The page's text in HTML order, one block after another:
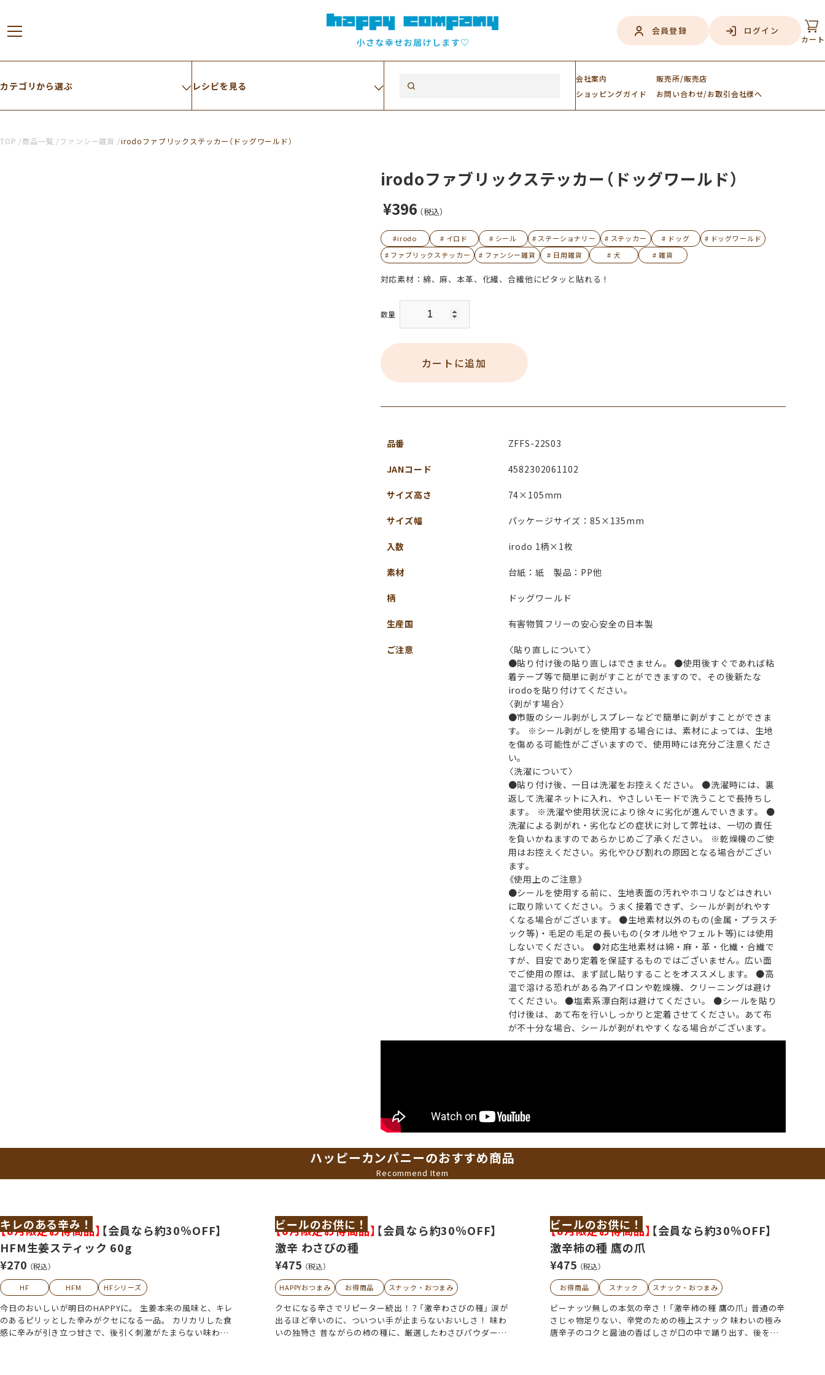
会員登録 ログイン
カート
カテゴリから選ぶ レシピを見る
会社案内
販売所/販売店
ショッピングガイド お問い合わせ/お取引会社様へ
TOP 商品一覧 ファンシー雑貨 irodoファブリックステッカー（ドッグワールド）
irodoファブリックステッカー（ドッグワールド）
¥396 （税込）
#irodo # イロド # シール # ステーショナリー # ステッカー # ドッグ
# ドッグワールド
# ファブリックステッカー
# ファンシー雑貨 # 日用雑貨 # 犬 # 雑貨
対応素材：綿、麻、本革、化繊、合繊他にピタッと貼れる！
数量
カートに追加
品番 ZFFS-22S03
JANコード 4582302061102
サイズ高さ 74×105mm
サイズ幅 パッケージサイズ：85×135mm
入数 irodo 1柄×1枚
素材 台紙：紙 製品：PP他
柄 ドッグワールド
生産国 有害物質フリーの安心安全の日本製
ご注意
〈貼り直しについて〉
●貼り付け後の貼り直しはできません。 ●使用後すぐであれば粘
着テープ等で簡単に剥がすことができますので、その後新たな
irodoを貼り付けてください。
〈剥がす場合〉
●市販のシール剥がしスプレーなどで簡単に剥がすことができま
す。 ※シール剥がしを使用する場合には、素材によっては、生地
を傷める可能性がございますので、使用時には充分ご注意くださ
い。
〈洗濯について〉
●貼り付け後、一日は洗濯をお控えください。 ●洗濯時には、裏
返して洗濯ネットに入れ、やさしいモードで洗うことで長持ちし
ます。 ※洗濯や使用状況により徐々に劣化が進んでいきます。 ●
洗濯による剥がれ・劣化などの症状に対して弊社は、一切の責任
を負いかねますのであらかじめご了承ください。 ※乾燥機のご使
用はお控えください。劣化やひび割れの原因となる場合がござい
ます。
《使用上のご注意》
●シールを使用する前に、生地表面の汚れやホコリなどはきれい
に取り除いてください。うまく接着できず、シールが剥がれやす
くなる場合がございます。 ●生地素材以外のもの(金属・プラスチ
ック等)・毛足の毛足の長いもの(タオル地やフェルト等)には使用
しないでください。 ●対応生地素材は綿・麻・革・化繊・合繊で
すが、目安であり定着を保証するものではございません。広い面
でご使用の際は、まず試し貼りすることをオススメします。 ●高
温で溶ける恐れがある為アイロンや乾燥機、クリーニングは避け
てください。 ●塩素系漂白剤は避けてください。 ●シールを貼り
付け後は、あて布を行いしっかりと定着させてください。あて布
が不十分な場合、シールが剥がれやすくなる場合がございます。
ハッピーカンパニーのおすすめ商品
Recommend Item
キレのある辛み！
【8月限定お得商品】 【会員なら約30％OFF】
HFM生姜スティック 60g
¥270 （税込）
HF HFM HFシリーズ
今日のおいしいが明日のHAPPYに。 生姜本来の風味と、キレ
のあるピリッとした辛みがクセになる一品。 カリカリした食
感に辛みが引き立つ甘さで、後引く刺激がたまらない味わい
ビールのお供に！
【8月限定お得商品】 【会員なら約30％OFF】
激辛 わさびの種
¥475 （税込）
HAPPYおつまみ お得商品 スナック・おつまみ
クセになる辛さでリピーター続出！？「激辛わさびの種」 涙が
出るほど辛いのに、ついつい手が止まらないおいしさ！ 味わ
いの独特さ 昔ながらの柿の種に、厳選したわさびパウダーを
ビールのお供に！
【8月限定お得商品】 【会員なら約30％OFF】
激辛柿の種 鷹の爪
¥475 （税込）
お得商品 スナック スナック・おつまみ
ピーナッツ無しの本気の辛さ！「激辛柿の種 鷹の爪」 普通の辛
さじゃ物足りない、辛党のための極上スナック 味わいの極み
唐辛子のコクと醤油の香ばしさが口の中で踊り出す、後をひ